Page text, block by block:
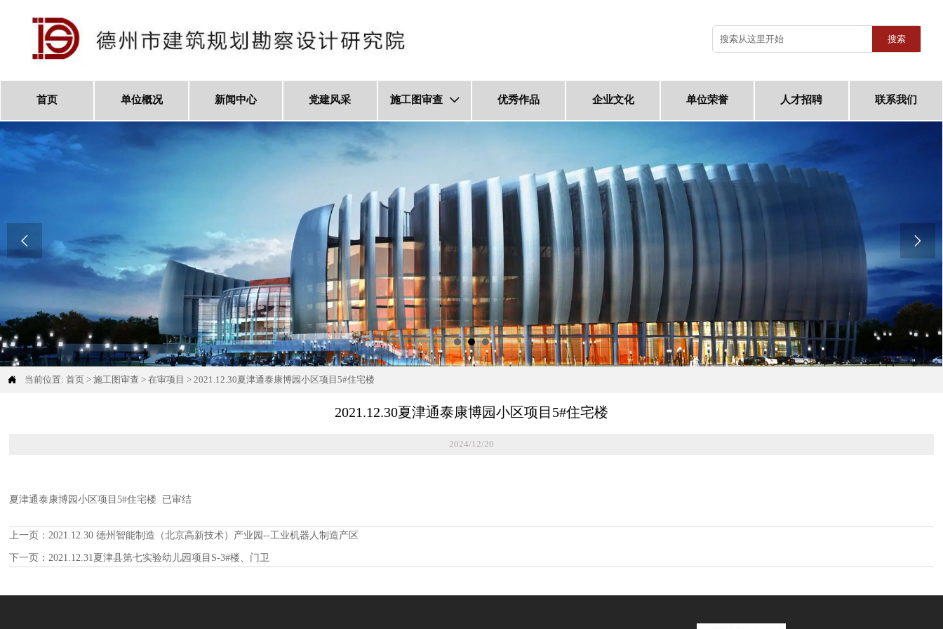
搜索
首页 单位概况 新闻中心 党建风采 施工图审查  优秀作品 企业文化 单位荣誉 人才招聘 联系我们
 
 当前位置: 首页 > 施工图审查 > 在审项目 > 2021.12.30夏津通泰康博园小区项目5#住宅楼
2021.12.30夏津通泰康博园小区项目5#住宅楼
2024/12/20
夏津通泰康博园小区项目5#住宅楼 已审结
上一页：2021.12.30 德州智能制造（北京高新技术）产业园--工业机器人制造产区
下一页： 2021.12.31夏津县第七实验幼儿园项目S-3#楼、门卫